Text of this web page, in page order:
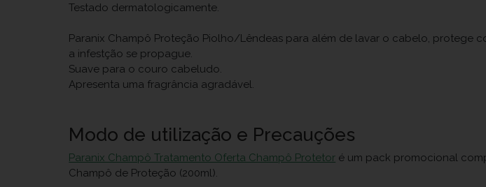
Testado dermatologicamente.
Paranix Champô Proteção Piolho/Lêndeas para além de lavar o cabelo,
a infestção se propague.
Suave para o couro cabeludo.
Apresenta uma fragrância agradável.
Modo de utilização e Precauções
Paranix Champô Tratamento Oferta Champô Protetor é um pack promocional
Champô de Proteção (200ml).